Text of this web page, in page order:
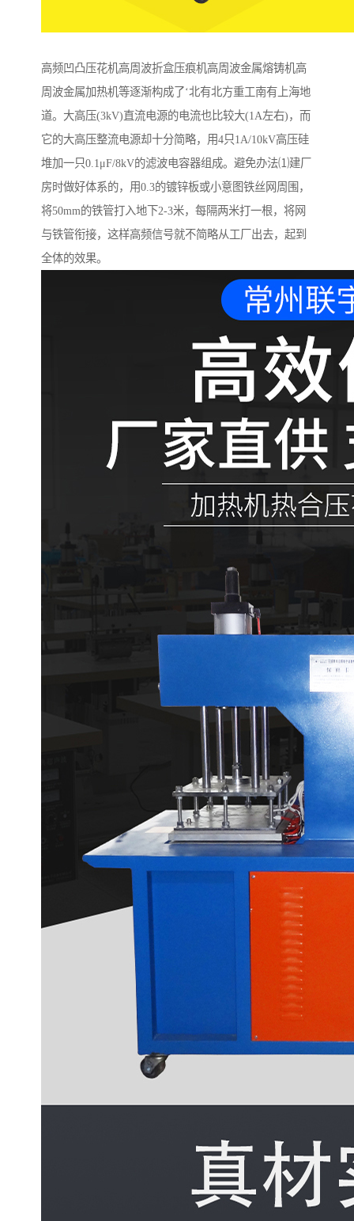
高频凹凸压花机高周波折盒压痕机高周波金属熔铸机高
周波金属加热机等逐渐构成了‘北有北方重工南有上海地
道。大高压(3kV)直流电源的电流也比较大(1A左右)，而
它的大高压整流电源却十分简略，用4只1A/10kV高压硅
堆加一只0.1μF/8kV的滤波电容器组成。避免办法⑴建厂
房时做好体系的，用0.3的镀锌板或小意图铁丝网周围，
将50mm的铁管打入地下2-3米，每隔两米打一根，将网
与铁管衔接，这样高频信号就不简略从工厂出去，起到
全体的效果。